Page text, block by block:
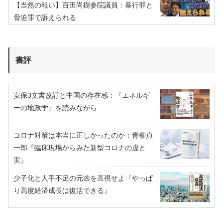
【当然の報い】百田尚樹参院議員：暴行罪と
脅迫罪で訴えられる
書評
安保3文書改訂と中国の存在感：『エネルギ
ーの地政学』を読みながら
コロナ対策は本当に正しかったのか：青柳貞
一郎『臨床現場からみた新型コロナの虚と
実』
少子化と人手不足の元凶を直視せよ『やっぱ
り高度経済成長は復活できる』